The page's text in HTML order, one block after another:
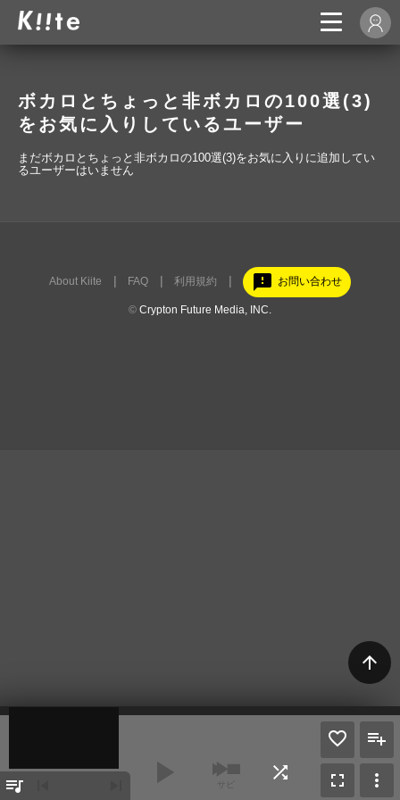
ボカロとちょっと非ボカロの100選(3)
をお気に入りしているユーザー
まだボカロとちょっと非ボカロの100選(3)をお気に入りに追加してい
るユーザーはいません
arrow_upward
About Kiite FAQ 利用規約 feedback お問い合わせ
© Crypton Future Media, INC.
queue_music play_arrow サビ
shuffle fullscreen more_vert